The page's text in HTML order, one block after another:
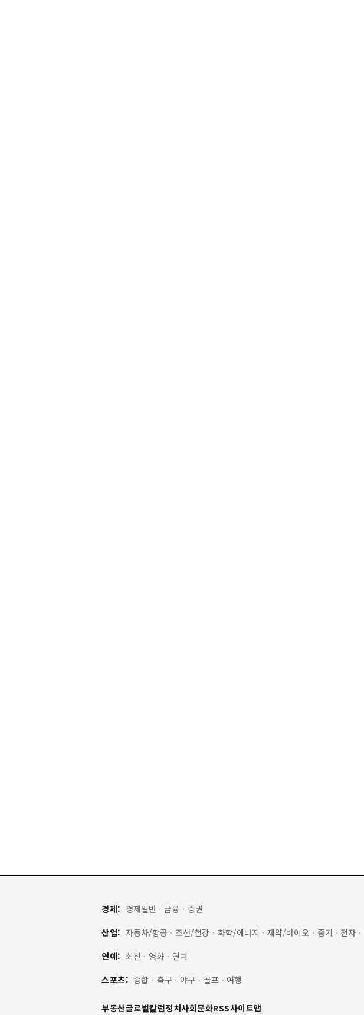
경제: 경제일반 · 금융 · 증권
산업: 자동차/항공 · 조선/철강 · 화학/에너지 · 제약/바이오 · 중기 · 전자 ·
연예: 최신 · 영화 · 연예
스포츠: 종합 · 축구 · 야구 · 골프 · 여행
부동산글로벌칼럼정치사회문화RSS사이트맵